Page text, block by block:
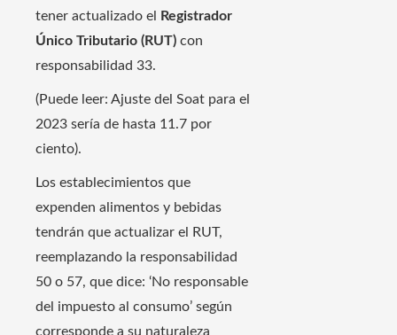
tener actualizado el
Registrador
Único Tributario (RUT) con
responsabilidad 33.
(Puede leer: Ajuste del Soat para el
2023 sería de hasta 11.7 por
ciento).
Los establecimientos que
expenden alimentos y bebidas
tendrán que actualizar el RUT,
reemplazando la responsabilidad
50 o 57, que dice: ‘No responsable
del impuesto al consumo’ según
corresponde a su naturaleza